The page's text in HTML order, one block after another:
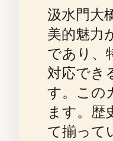
汲水門大
美的魅力
であり、
対応でき
す。この
ます。歴
て揃って